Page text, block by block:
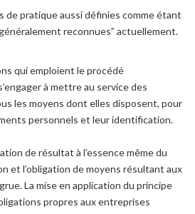
de pratique aussi définies comme étant
reconnues” actuellement.
qui emploient le procédé
à mettre au service des
les moyens dont elles disposent, pour
personnels et leur identification.
de résultat à l’essence même du
et l’obligation de moyens résultant aux
La mise en application du principe
propres aux entreprises